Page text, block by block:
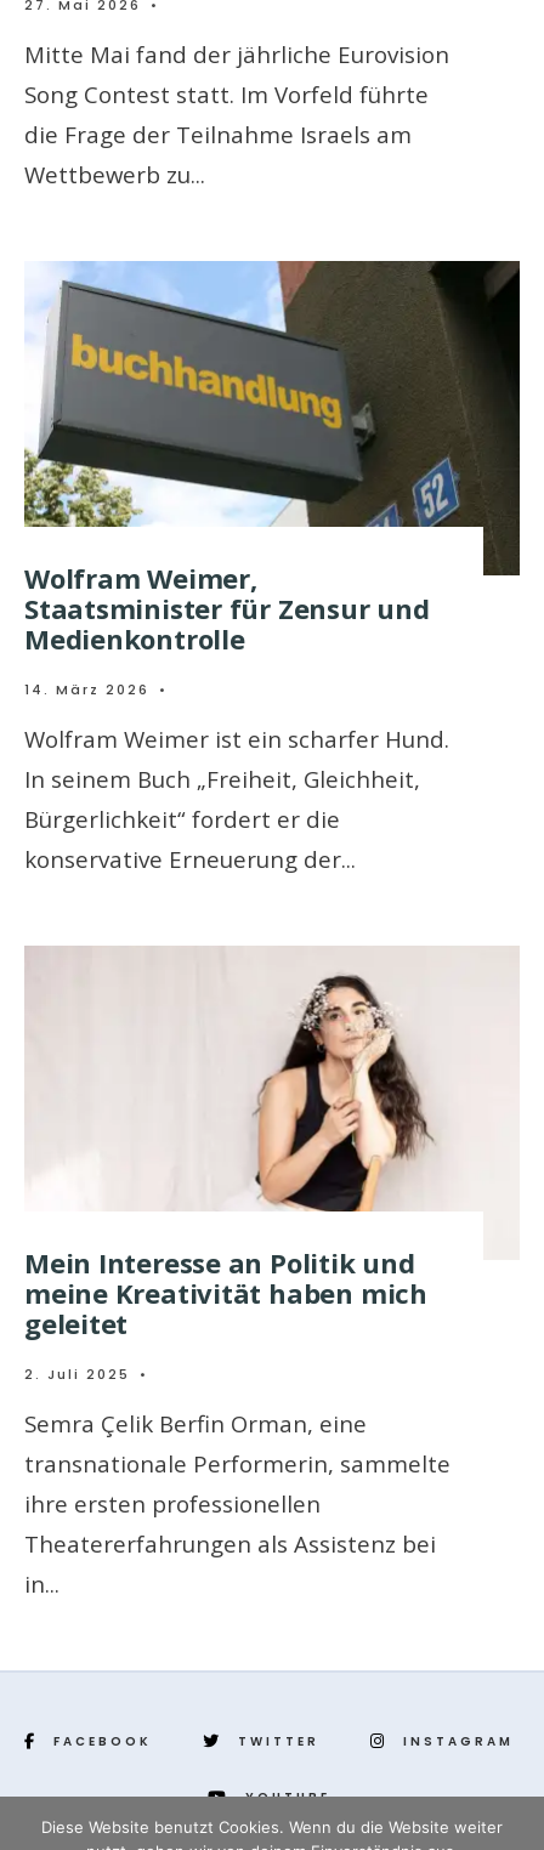
27. Mai 2026 •
Mitte Mai fand der jährliche Eurovision
Song Contest statt. Im Vorfeld führte
die Frage der Teilnahme Israels am
Wettbewerb zu...
Wolfram Weimer,
Staatsminister für Zensur und
Medienkontrolle
14. März 2026 •
Wolfram Weimer ist ein scharfer Hund.
In seinem Buch „Freiheit, Gleichheit,
Bürgerlichkeit“ fordert er die
konservative Erneuerung der...
Mein Interesse an Politik und
meine Kreativität haben mich
geleitet
2. Juli 2025 •
Semra Çelik Berfin Orman, eine
transnationale Performerin, sammelte
ihre ersten professionellen
Theatererfahrungen als Assistenz bei
in...
FACEBOOK TWITTER INSTAGRAM
YOUTUBE
Diese Website benutzt Cookies. Wenn du die Website weiter